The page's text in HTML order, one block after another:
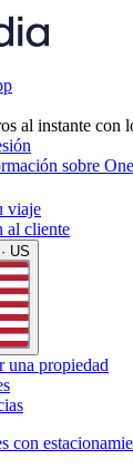
al instante con
sobre
viaje
al cliente
US
una propiedad
con